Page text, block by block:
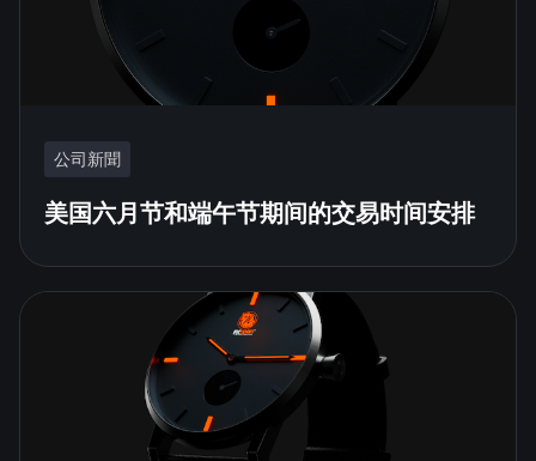
公司新聞
美国六月节和端午节期间的交易时间安排